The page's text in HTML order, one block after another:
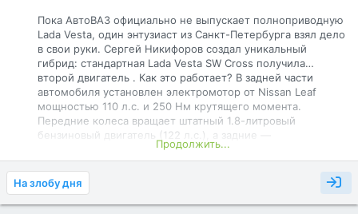
Пока АвтоВАЗ официально не выпускает полноприводную
Lada Vesta, один энтузиаст из Санкт-Петербурга взял дело
в свои руки. Сергей Никифоров создал уникальный
гибрид: стандартная Lada Vesta SW Cross получила…
второй двигатель . Как это работает? В задней части
автомобиля установлен электромотор от Nissan Leaf
мощностью 110 л.с. и 250 Нм крутящего момента.
Передние колеса вращает штатный 1.8-литровый
бензиновый двигатель (122 л.с.), а задние —
электромотор. Получилась схема, аналогичная
гибридному полному приводу . Результат: Разгон до 100
км/ч сократился с 12.7 секунды у стандартной версии до
всего 6.7 секунды у гибрида. На одной электротяге
автомобиль способен проехать до 40 км . Это отличный
Продолжить...
На злобу дня